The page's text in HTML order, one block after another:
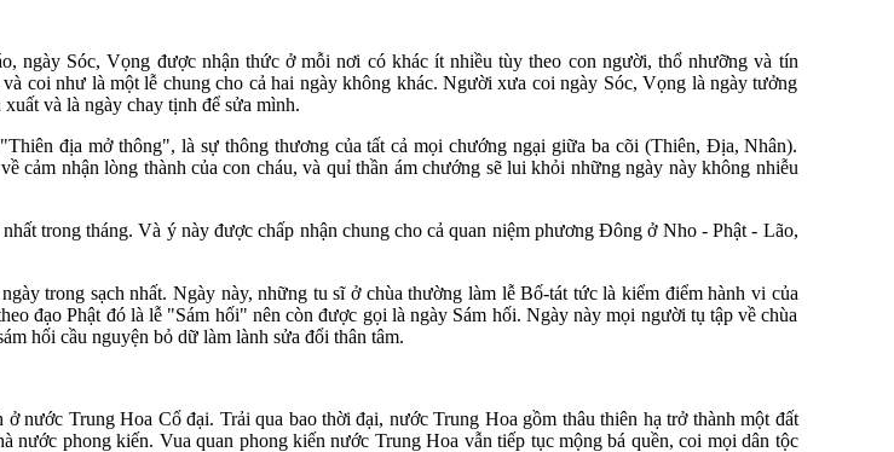
ngày Sóc, Vọng được nhận thức ở mỗi nơi có khác ít nhiều tùy theo con người, thổ nhưỡng và tín
coi như là một lễ chung cho cả hai ngày không khác. Người xưa coi ngày Sóc, Vọng là ngày tưởng
và là ngày chay tịnh để sửa mình.
địa mở thông", là sự thông thương của tất cả mọi chướng ngại giữa ba cõi (Thiên, Địa, Nhân).
cảm nhận lòng thành của con cháu, và quỉ thần ám chướng sẽ lui khỏi những ngày này không nhiễu
trong tháng. Và ý này được chấp nhận chung cho cả quan niệm phương Đông ở Nho - Phật - Lão,
trong sạch nhất. Ngày này, những tu sĩ ở chùa thường làm lễ Bố-tát tức là kiểm điểm hành vi của
đạo Phật đó là lễ "Sám hối" nên còn được gọi là ngày Sám hối. Ngày này mọi người tụ tập về chùa
hối cầu nguyện bỏ dữ làm lành sửa đổi thân tâm.
nước Trung Hoa Cổ đại. Trải qua bao thời đại, nước Trung Hoa gồm thâu thiên hạ trở thành một đất
nước phong kiến. Vua quan phong kiến nước Trung Hoa vẫn tiếp tục mộng bá quền, coi mọi dân tộc